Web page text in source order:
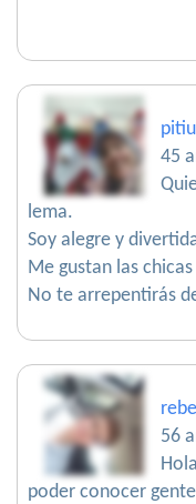
45
lema.
Soy alegre y
Me gustan las
No te arrepentirás
56
poder conocer